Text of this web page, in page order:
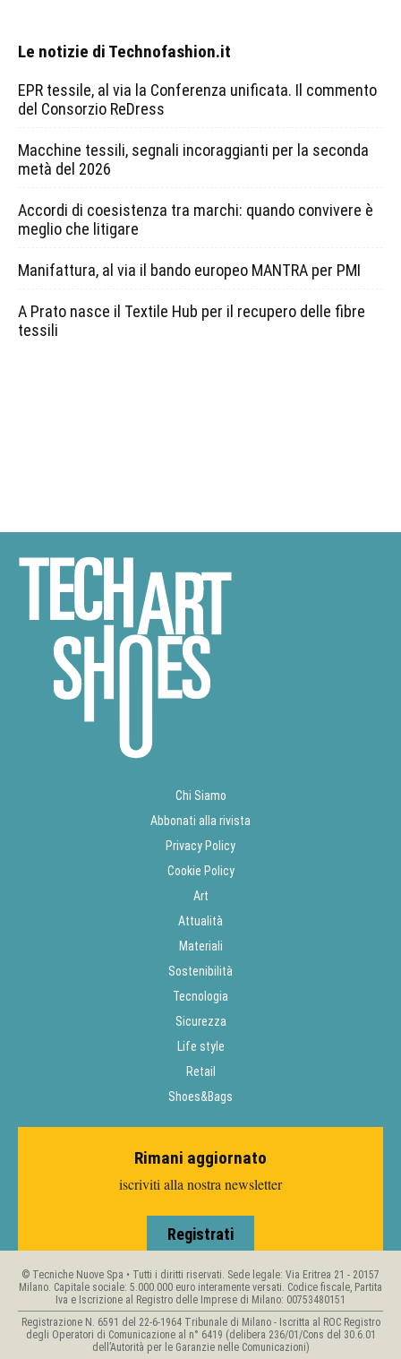
Le notizie di Technofashion.it
EPR tessile, al via la Conferenza unificata. Il commento
del Consorzio ReDress
Macchine tessili, segnali incoraggianti per la seconda
metà del 2026
Accordi di coesistenza tra marchi: quando convivere è
meglio che litigare
Manifattura, al via il bando europeo MANTRA per PMI
A Prato nasce il Textile Hub per il recupero delle fibre
tessili
Chi Siamo
Abbonati alla rivista
Privacy Policy
Cookie Policy
Art
Attualità
Materiali
Sostenibilità
Tecnologia
Sicurezza
Life style
Retail
Shoes&Bags
Rimani aggiornato
iscriviti alla nostra newsletter
Registrati
© Tecniche Nuove Spa • Tutti i diritti riservati. Sede legale: Via Eritrea 21 - 20157
Milano. Capitale sociale: 5.000.000 euro interamente versati. Codice fiscale, Partita
Iva e Iscrizione al Registro delle Imprese di Milano: 00753480151
Registrazione N. 6591 del 22-6-1964 Tribunale di Milano - Iscritta al ROC Registro
degli Operatori di Comunicazione al n° 6419 (delibera 236/01/Cons del 30.6.01
dell’Autorità per le Garanzie nelle Comunicazioni)